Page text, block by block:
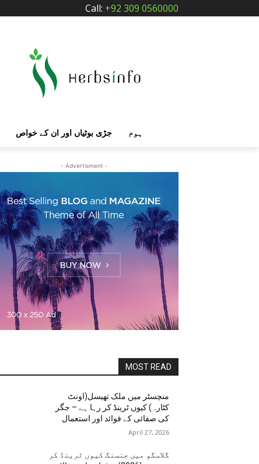
Call: +92 309 0560000
جڑی بوٹیاں اور ان کے خواص ہوم
- Advertisment -
MOST READ
منچسٹر میں ملک تھیسل(اونٹ
کٹارہ) کیوں ٹرینڈ کر رہا ہے – جگر
کی صفائی کے فوائد اور استعمال
April 27, 2026
گلاسگو میں جنسنگ کیوں ٹرینڈ کر